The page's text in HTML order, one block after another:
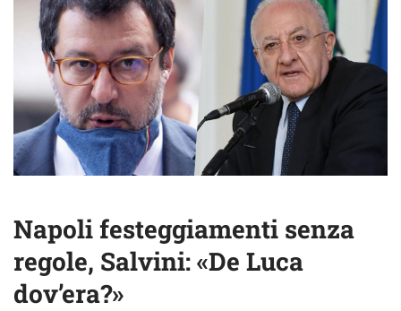
Napoli festeggiamenti senza
regole, Salvini: «De Luca
dov’era?»